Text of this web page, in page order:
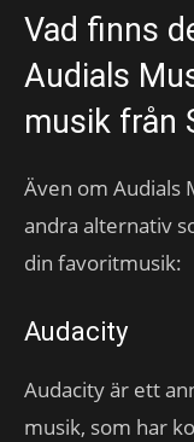
Vad finns
Audials
musik från
Även om Audials
andra alternativ
din favoritmusik:
Audacity
Audacity är ett
musik, som har